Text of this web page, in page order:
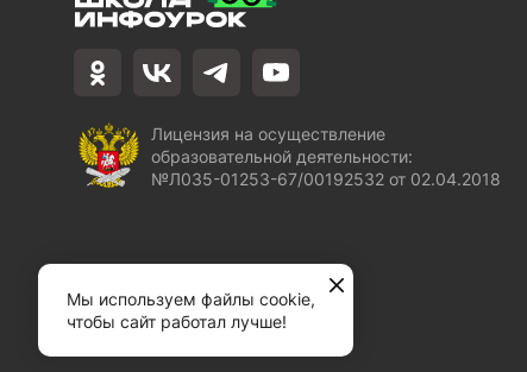
Лицензия на осуществление
образовательной деятельности:
№Л035-01253-67/00192532 от 02.04.2018
Мы используем файлы cookie,
чтобы сайт работал лучше!